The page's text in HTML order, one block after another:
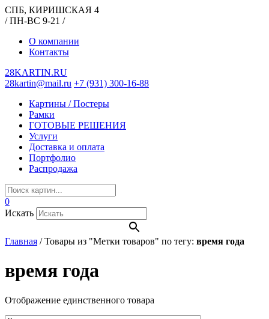
СПБ, КИРИШСКАЯ 4
/ ПН-ВС 9-21 /
О компании
Контакты
28KARTIN.RU
28kartin@mail.ru +7 (931) 300-16-88
Картины / Постеры
Рамки
ГОТОВЫЕ РЕШЕНИЯ
Услуги
Доставка и оплата
Портфолио
Распродажа
0
Искать
Главная /Товары из "Метки товаров" по тегу: время года
время года
Отображение единственного товара